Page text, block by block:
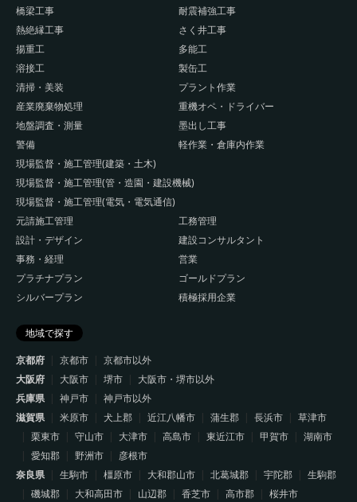
橋梁工事
耐震補強工事
熱絶縁工事
さく井工事
揚重工
多能工
溶接工
製缶工
清掃・美装
プラント作業
産業廃棄物処理
重機オペ・ドライバー
地盤調査・測量
墨出し工事
警備
軽作業・倉庫内作業
現場監督・施工管理(建築・土木)
現場監督・施工管理(管・造園・建設機械)
現場監督・施工管理(電気・電気通信)
元請施工管理
工務管理
設計・デザイン
建設コンサルタント
事務・経理
営業
プラチナプラン
ゴールドプラン
シルバープラン
積極採用企業
地域で探す
京都府
京都市
京都市以外
大阪府
大阪市 堺市
大阪市・堺市以外
兵庫県
神戸市
神戸市以外
滋賀県
米原市 犬上郡 近江八幡市 蒲生郡 長浜市
草津市
栗東市
守山市 大津市 高島市 東近江市 甲賀市
湖南市
愛知郡
野洲市
彦根市
奈良県
生駒市 橿原市 大和郡山市 北葛城郡 宇陀郡
生駒郡
磯城郡
大和高田市 山辺郡 香芝市 高市郡
桜井市